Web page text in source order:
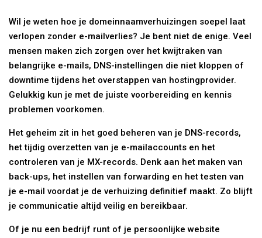
Wil je weten hoe je domeinnaamverhuizingen soepel laat
verlopen zonder e-mailverlies? Je bent niet de enige. Veel
mensen maken zich zorgen over het kwijtraken van
belangrijke e-mails, DNS-instellingen die niet kloppen of
downtime tijdens het overstappen van hostingprovider.
Gelukkig kun je met de juiste voorbereiding en kennis
problemen voorkomen.
Het geheim zit in het goed beheren van je DNS-records,
het tijdig overzetten van je e-mailaccounts en het
controleren van je MX-records. Denk aan het maken van
back-ups, het instellen van forwarding en het testen van
je e-mail voordat je de verhuizing definitief maakt. Zo blijft
je communicatie altijd veilig en bereikbaar.
Of je nu een bedrijf runt of je persoonlijke website